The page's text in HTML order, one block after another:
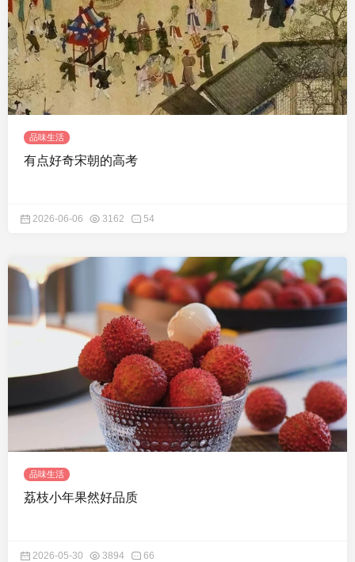
品味生活
有点好奇宋朝的高考
2026-06-06 3162 54
品味生活
荔枝小年果然好品质
2026-05-30 3894 66